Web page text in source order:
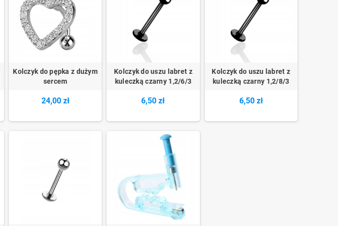
Kolczyk do pępka z dużym
sercem
24,00 zł
Kolczyk do uszu labret z
kuleczką czarny 1,2/6/3
6,50 zł
Kolczyk do uszu labret z
kuleczką czarny 1,2/8/3
6,50 zł